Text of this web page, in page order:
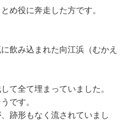
め役に奔走した方です。
飲み込まれた向江浜（むかえ
て全て埋まっていました。
です。
跡形もなく流されていまし